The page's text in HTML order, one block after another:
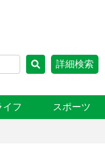
詳細検索
イフ スポーツ